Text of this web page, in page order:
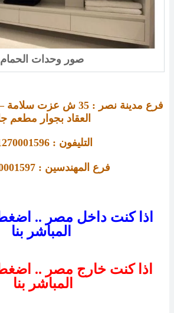
فرع مدينة نصر : 35
العقاد بجوار مطعم
التليفون : 01270001596
فرع المهندسين : 01270001597
اذا كنت داخل مصر .. اضغط
اذا كنت خارج مصر .. اضغط
المباشر بنا